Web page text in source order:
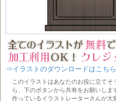
⇒イラストのダウンロードはこちら